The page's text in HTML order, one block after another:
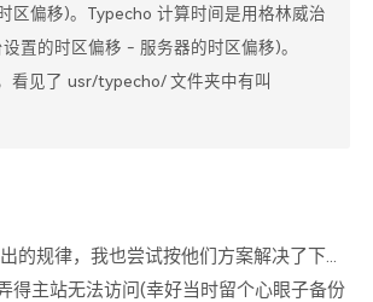
区偏移)。Typecho 计算时间是用格林威治
置的时区偏移 - 服务器的时区偏移)。
看见了 usr/typecho/ 文件夹中有叫
的规律，我也尝试按他们方案解决了下...
得主站无法访问(幸好当时留个心眼子备份